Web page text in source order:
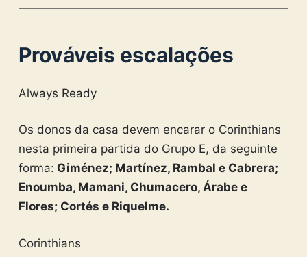
Prováveis escalações
Always Ready
Os donos da casa devem encarar o Corinthians
nesta primeira partida do Grupo E, da seguinte
forma: Giménez; Martínez, Rambal e Cabrera;
Enoumba, Mamani, Chumacero, Árabe e
Flores; Cortés e Riquelme.
Corinthians